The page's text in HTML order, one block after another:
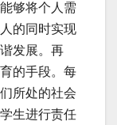
够将个人需
的同时实现
发展。再
的手段。每
所处的社会
生进行责任